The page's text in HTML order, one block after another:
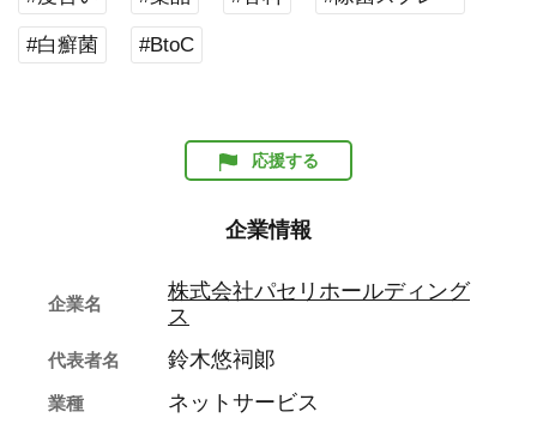
#白癬菌 #BtoC
応援する
企業情報
企業名
株式会社パセリホールディング
ス
代表者名 鈴木悠祠郞
業種 ネットサービス